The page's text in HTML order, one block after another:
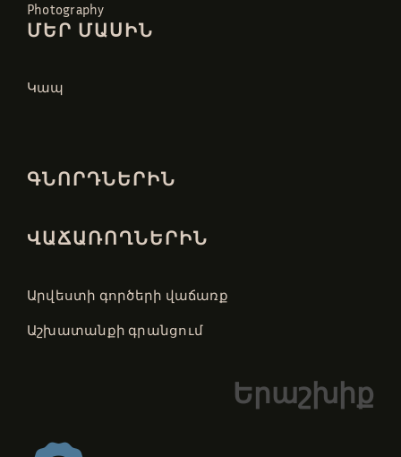
Photography
ՄԵՐ ՄԱՍԻՆ
Կապ
ԳՆՈՐԴՆԵՐԻՆ
ՎԱՃԱՌՈՂՆԵՐԻՆ
Արվեստի գործերի վաճառք
Աշխատանքի գրանցում
Երաշխիք